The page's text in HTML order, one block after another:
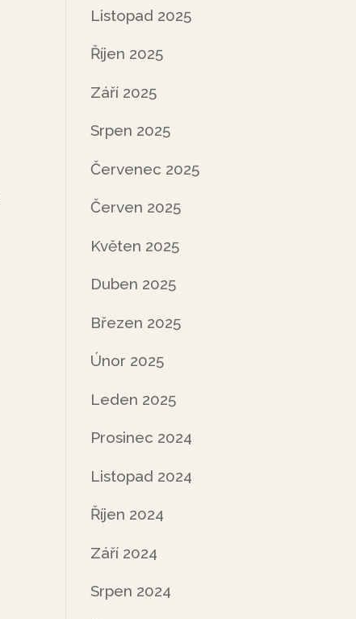
Listopad 2025
Říjen 2025
Září 2025
Srpen 2025
Červenec 2025
Červen 2025
Květen 2025
Duben 2025
Březen 2025
Únor 2025
Leden 2025
Prosinec 2024
Listopad 2024
Říjen 2024
Září 2024
Srpen 2024